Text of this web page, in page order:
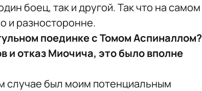
боец, так и другой. Так что на самом
и разносторонне.
поединке с Томом Аспиналлом?
и отказ Миочича, это было вполне
случае был моим потенциальным